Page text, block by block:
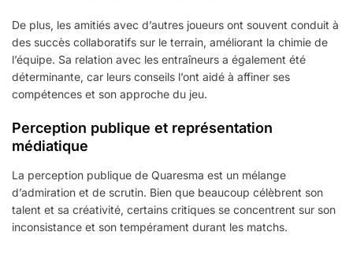
De plus, les amitiés avec d’autres joueurs ont souvent conduit à
des succès collaboratifs sur le terrain, améliorant la chimie de
l’équipe. Sa relation avec les entraîneurs a également été
déterminante, car leurs conseils l’ont aidé à affiner ses
compétences et son approche du jeu.
Perception publique et représentation
médiatique
La perception publique de Quaresma est un mélange
d’admiration et de scrutin. Bien que beaucoup célèbrent son
talent et sa créativité, certains critiques se concentrent sur son
inconsistance et son tempérament durant les matchs.